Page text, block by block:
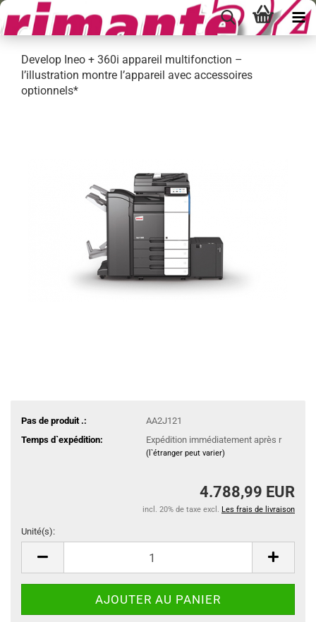
Develop Ineo + 360i appareil multifonction –
l’illustration montre l’appareil avec accessoires
optionnels*
Pas de produit .:
AA2J121
Temps d`expédition:
Expédition immédiatement après r
(l`étranger peut varier)
4.788,99 EUR
incl. 20% de taxe excl. Les frais de livraison
Unité(s):